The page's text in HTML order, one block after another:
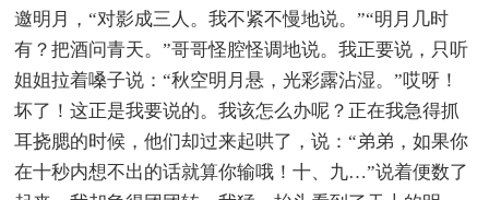
邀明月，“对影成三人。我不紧不慢地说。”“明月几时
有？把酒问青天。”哥哥怪腔怪调地说。我正要说，只听
姐姐拉着嗓子说：“秋空明月悬，光彩露沾湿。”哎呀！
坏了！这正是我要说的。我该怎么办呢？正在我急得抓
耳挠腮的时候，他们却过来起哄了，说：“弟弟，如果你
在十秒内想不出的话就算你输哦！十、九…”说着便数了